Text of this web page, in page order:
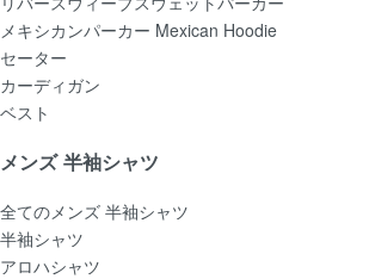
メキシカンパーカー Mexican Hoodie
セーター
カーディガン
ベスト
メンズ 半袖シャツ
全てのメンズ 半袖シャツ
半袖シャツ
アロハシャツ